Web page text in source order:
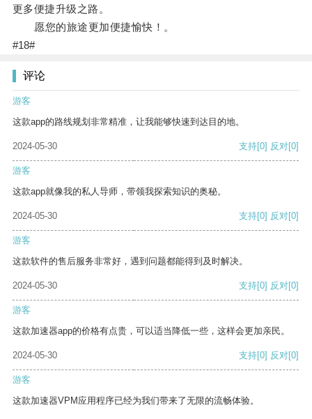
更多便捷升级之路。
愿您的旅途更加便捷愉快！。
#18#
评论
游客
这款app的路线规划非常精准，让我能够快速到达目的地。
2024-05-30 支持[0] 反对[0]
游客
这款app就像我的私人导师，带领我探索知识的奥秘。
2024-05-30 支持[0] 反对[0]
游客
这款软件的售后服务非常好，遇到问题都能得到及时解决。
2024-05-30 支持[0] 反对[0]
游客
这款加速器app的价格有点贵，可以适当降低一些，这样会更加亲民。
2024-05-30 支持[0] 反对[0]
游客
这款加速器VPM应用程序已经为我们带来了无限的流畅体验。